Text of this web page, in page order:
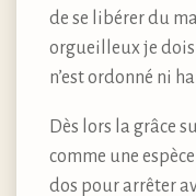
de se libérer du
orgueilleux je
n’est ordonné ni
Dès lors la grâce
comme une
dos pour arrêter